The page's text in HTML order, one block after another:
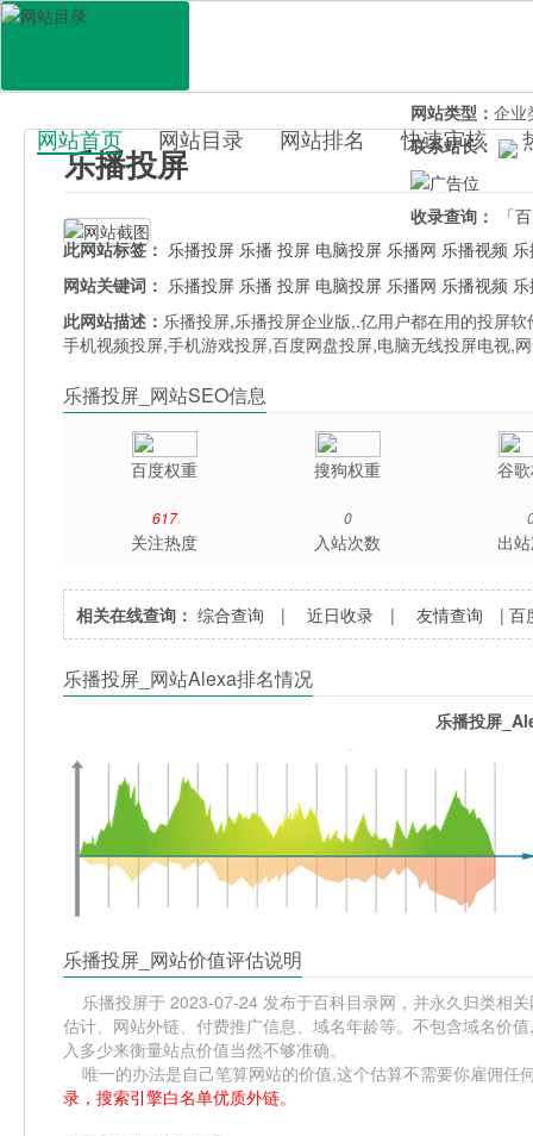
百科目录
网站首页 网站目录 网站排名 快速审核
乐播投屏
网站类型： 企业
联系站长：
收录查询：
「
此网站标签： 乐播投屏 乐播 投屏 电脑投屏 乐播网 乐播视频
网站关键词： 乐播投屏 乐播 投屏 电脑投屏 乐播网 乐播视频
此网站描述： 乐播投屏,乐播投屏企业版,.亿用户都在用的投屏
手机视频投屏,手机游戏投屏,百度网盘投屏,电脑无线投屏电视,
乐播投屏_网站SEO信息
百度权重 搜狗权重 谷
617
关注热度
0
入站次数 出
相关在线查询： 综合查询 |近日收录 |友情查询 |百
乐播投屏_网站Alexa排名情况
乐播投屏
乐播投屏_网站价值评估说明
乐播投屏于 2023-07-24 发布于百科目录网，并永久归类相
估计、网站外链、付费推广信息、域名年龄等。不包含域名价
入多少来衡量站点价值当然不够准确。
唯一的办法是自己笔算网站的价值,这个估算不需要你雇佣任
录，搜索引擎白名单优质外链。